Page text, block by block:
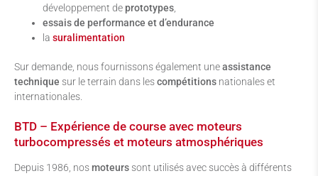
développement de prototypes
essais de performance et d’endurance
la suralimentation
Sur demande, nous fournissons également uneassistance
technique sur le terrain dans lescompétitions nationales et
internationales.
BTD – Expérience de course avec moteurs
turbocompressés et moteurs atmosphériques
Depuis 1986, nosmoteurs sont utilisés avec succès à différents